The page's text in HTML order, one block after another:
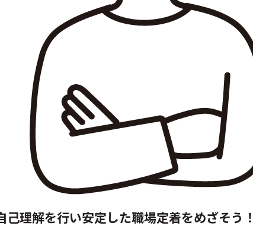
己理解を行い安定した職場定着をめざそう！